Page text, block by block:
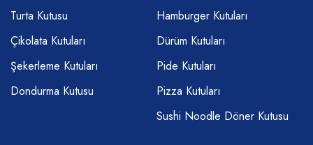
Turta Kutusu
Çikolata Kutuları
Şekerleme Kutuları
Dondurma Kutusu
Hamburger Kutuları
Dürüm Kutuları
Pide Kutuları
Pizza Kutuları
Sushi Noodle Döner Kutusu